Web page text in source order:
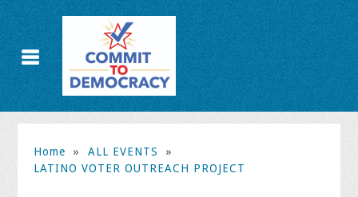
Home » ALL EVENTS
»
LATINO VOTER OUTREACH PROJECT